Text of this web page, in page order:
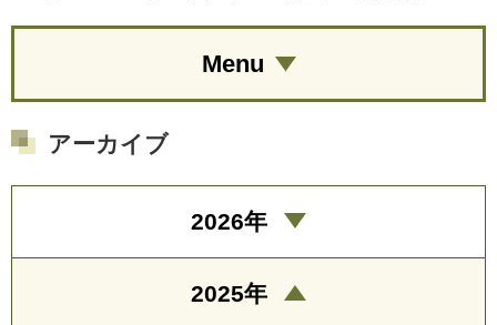
Menu
アーカイブ
2026年
2025年